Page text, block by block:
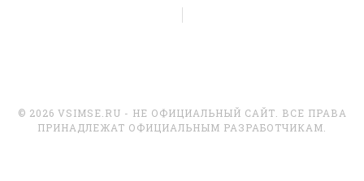
© 2026 VSIMSE.RU - НЕ ОФИЦИАЛЬНЫЙ САЙТ. ВСЕ ПРАВА
ПРИНАДЛЕЖАТ ОФИЦИАЛЬНЫМ РАЗРАБОТЧИКАМ.